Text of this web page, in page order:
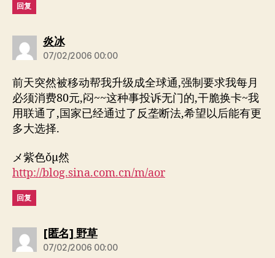
回复
炎冰说：
07/02/2006 00:00
前天突然被移动帮我升级成全球通,强制要求我每月
必须消费80元,闷~~这种事投诉无门的,干脆换卡~我
用联通了,国家已经通过了反垄断法,希望以后能有更
多大选择.
メ紫色ǒμ然
http://blog.sina.com.cn/m/aor
回复
[匿名] 野草说：
07/02/2006 00:00